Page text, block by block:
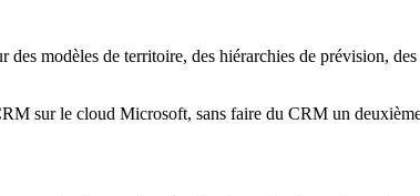
modèles de territoire, des hiérarchies de prévision,
sur le cloud Microsoft, sans faire du CRM un